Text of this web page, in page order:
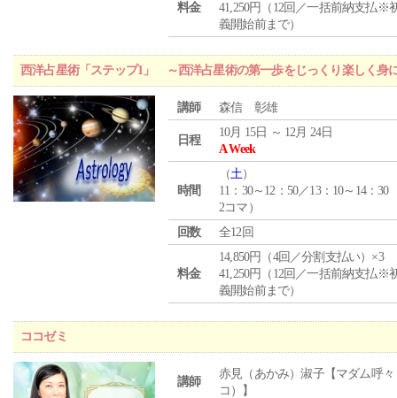
料金
41,250円（12回／一括前納支払※
義開始前まで）
西洋占星術「ステップ1」 ～西洋占星術の第一歩をじっくり楽しく身
講師 森信 彰雄
日程
10月 15日 ～ 12月 24日
A Week
時間
（土）
11：30～12：50／13：10～14：30
2コマ）
回数
全12回
料金
14,850円（4回／分割支払い）×3
41,250円（12回／一括前納支払※
義開始前まで）
ココゼミ
講師
赤見（あかみ）淑子【マダム呼々
コ）】